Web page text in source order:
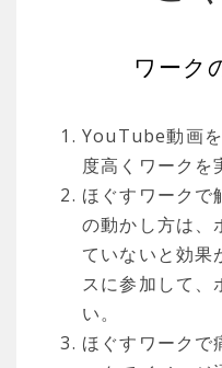
ワーク
YouTube動画
度高くワークを
ほぐすワークで
の動かし方は、
ていないと効果
スに参加して、
い。
ほぐすワークで